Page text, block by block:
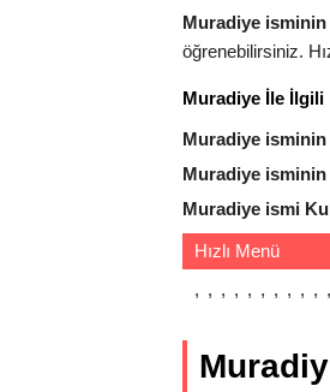
Muradiye isminin
öğrenebilirsiniz.
Muradiye İle
Muradiye
Muradiye
Muradiye ismi
Hızlı Menü